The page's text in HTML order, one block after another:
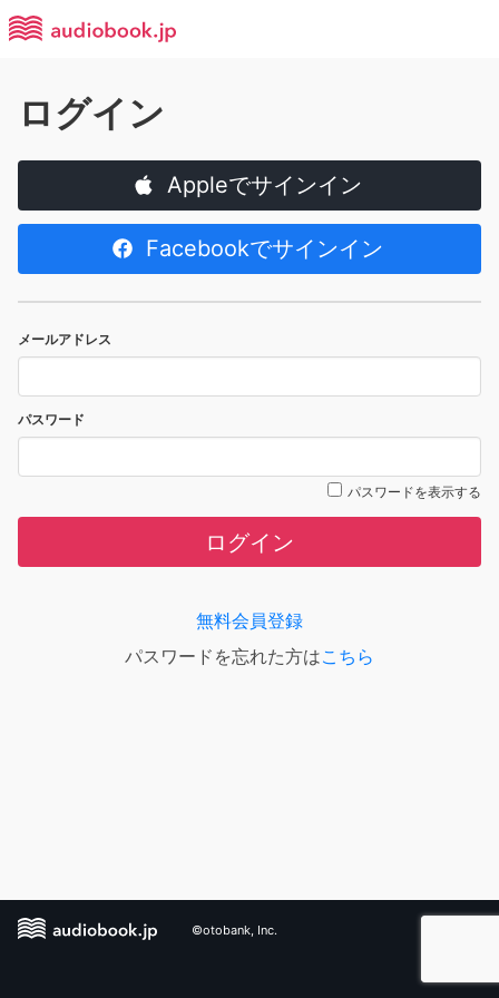
ログイン
Appleでサインイン
Facebookでサインイン
メールアドレス
パスワード
パスワードを表示する
ログイン
無料会員登録
パスワードを忘れた方はこちら
©otobank, Inc.